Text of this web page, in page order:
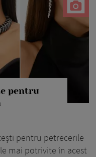
pentru
pentru petrecerile
mai potrivite în acest